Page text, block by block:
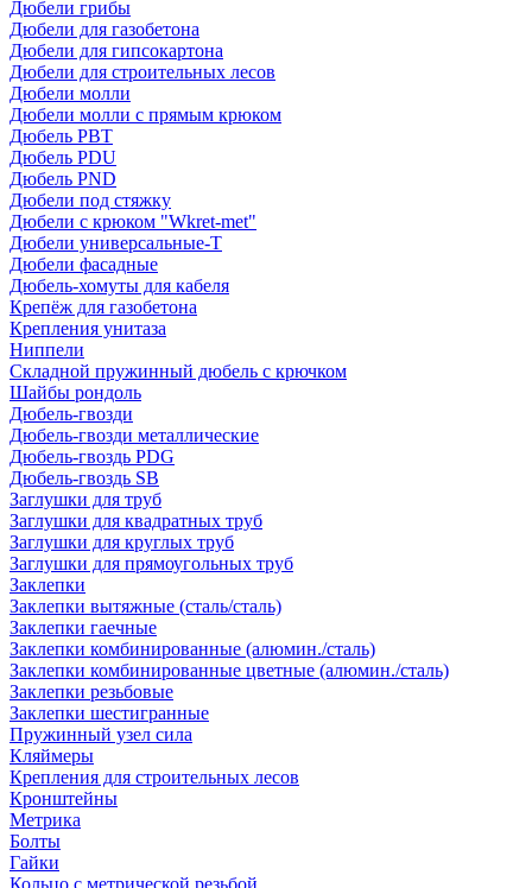
Дюбели грибы
Дюбели для газобетона
Дюбели для гипсокартона
Дюбели для строительных лесов
Дюбели молли
Дюбели молли с прямым крюком
Дюбель PBT
Дюбель PDU
Дюбель PND
Дюбели под стяжку
Дюбели с крюком "Wkret-met"
Дюбели универсальные-Т
Дюбели фасадные
Дюбель-хомуты для кабеля
Крепёж для газобетона
Крепления унитаза
Ниппели
Складной пружинный дюбель с крючком
Шайбы рондоль
Дюбель-гвозди
Дюбель-гвозди металлические
Дюбель-гвоздь PDG
Дюбель-гвоздь SB
Заглушки для труб
Заглушки для квадратных труб
Заглушки для круглых труб
Заглушки для прямоугольных труб
Заклепки
Заклепки вытяжные (сталь/сталь)
Заклепки гаечные
Заклепки комбинированные (алюмин./сталь)
Заклепки комбинированные цветные (алюмин./сталь)
Заклепки резьбовые
Заклепки шестигранные
Пружинный узел сила
Кляймеры
Крепления для строительных лесов
Кронштейны
Метрика
Болты
Гайки
Кольцо с метрической резьбой